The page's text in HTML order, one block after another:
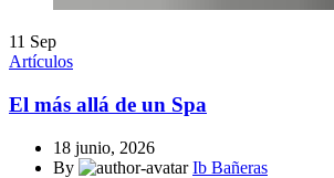
11 Sep
Artículos
El más allá de un Spa
18 junio, 2026
By
Ib Bañeras